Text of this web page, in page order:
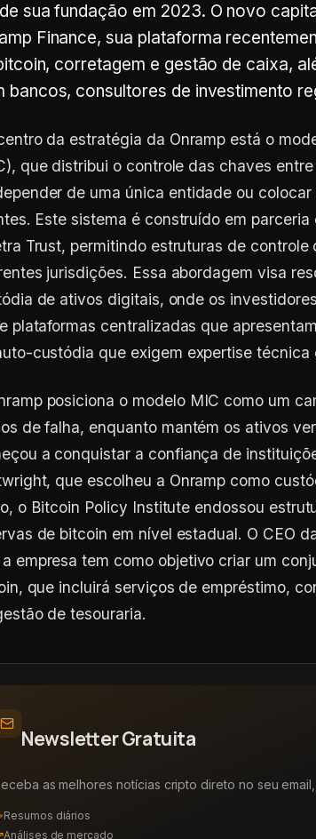
sua fundação em 2023. O novo
Finance, sua plataforma
corretagem e gestão de caixa,
bancos, consultores de investimento
da estratégia da Onramp está o
que distribui o controle das chaves
de uma única entidade ou
Este sistema é construído em
Trust, permitindo estruturas de
jurisdições. Essa abordagem visa
de ativos digitais, onde os
plataformas centralizadas que
custódia que exigem expertise técnica
posiciona o modelo MIC como um
de falha, enquanto mantém os ativos
a conquistar a confiança de
que escolheu a Onramp como
o Bitcoin Policy Institute endossou
de bitcoin em nível estadual. O CEO
empresa tem como objetivo criar um
que incluirá serviços de empréstimo,
de tesouraria.
Newsletter Gratuita
as melhores notícias cripto direto no seu
Resumos diários
Análises de mercado